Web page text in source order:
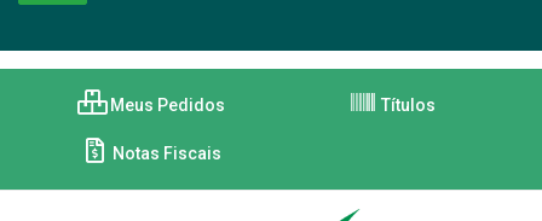
Meus Pedidos Títulos
Notas Fiscais